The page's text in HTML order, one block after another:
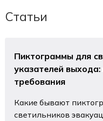
Статьи
Пиктограммы для
указателей
требования
Какие бывают
светильников